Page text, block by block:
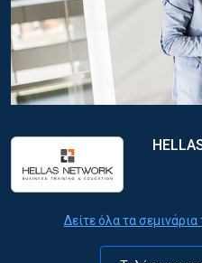
Δείτε όλα τα